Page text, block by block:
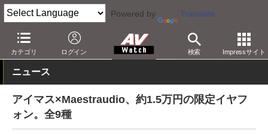
Powered by Translate
カテゴリ ログイン 検索 Impressサイト
AV Watch 製品 ヘッドフォン その他
ニュース
アイマス×Maestraudio、約1.5万円の限定イヤフ
ォン。全9種